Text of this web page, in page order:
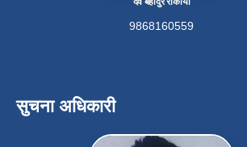
9868160559
सुचना अधिकारी